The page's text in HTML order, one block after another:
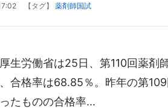
【タグ】 薬剤師国試
生労働省は25日、第110回薬剤
合格率は68.85％。昨年の第
たものの合格率...